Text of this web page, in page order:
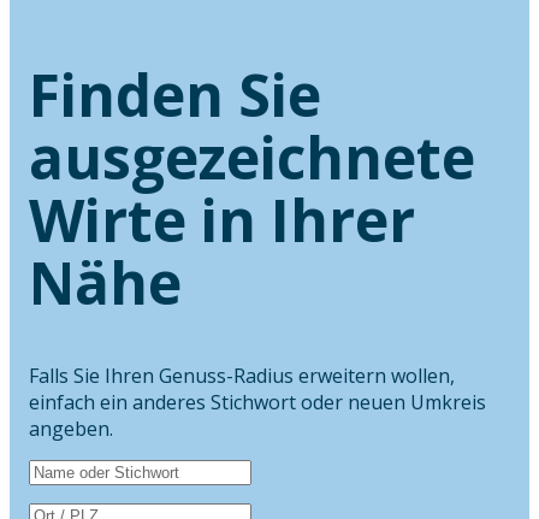
Finden Sie
ausgezeichnete
Wirte in Ihrer
Nähe
Falls Sie Ihren Genuss-Radius erweitern wollen,
einfach ein anderes Stichwort oder neuen Umkreis
angeben.